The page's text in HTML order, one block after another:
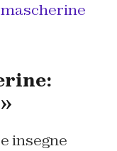
insegne